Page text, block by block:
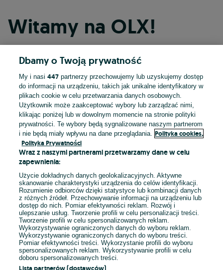
Witamy na OLX!
Kontynuuj przez Facebooka
Kontynuuj przez konto Apple
Kontynuuj przez konto Google
LUB
E-mail
Hasło
Dbamy o Twoją prywatność
My i nasi447 partnerzy przechowujemy lub uzyskujemy dostęp
do informacji na urządzeniu, takich jak unikalne identyfikatory w
plikach cookie w celu przetwarzania danych osobowych.
Użytkownik może zaakceptować wybory lub zarządzać nimi,
klikając poniżej lub w dowolnym momencie na stronie polityki
prywatności. Te wybory będą sygnalizowane naszym partnerom
i nie będą miały wpływu na dane przeglądania.
Polityka cookies,
Polityka Prywatności
Wraz z naszymi partnerami przetwarzamy dane w celu
zapewnienia:
Użycie dokładnych danych geolokalizacyjnych. Aktywne
skanowanie charakterystyki urządzenia do celów identyfikacji.
Rozumienie odbiorców dzięki statystyce lub kombinacji danych
z różnych źródeł. Przechowywanie informacji na urządzeniu lub
dostęp do nich. Pomiar efektywności reklam. Rozwój i
ulepszanie usług. Tworzenie profili w celu personalizacji treści.
Tworzenie profili w celu spersonalizowanych reklam.
Wykorzystywanie ograniczonych danych do wyboru reklam.
Wykorzystywanie ograniczonych danych do wyboru treści.
Pomiar efektywności treści. Wykorzystanie profili do wyboru
spersonalizowanych reklam. Wykorzystywanie profili w celu
doboru spersonalizowanych treści.
Lista partnerów (dostawców)